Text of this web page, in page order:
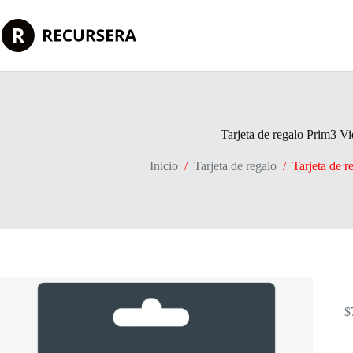
al
contenido
Tarjeta de regalo Prim3
Inicio / Tarjeta de regalo / Tarjeta de
$